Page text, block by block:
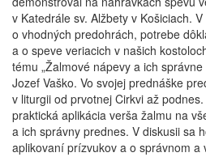
v Katedrále sv. Alžbety v Košiciach.
o vhodných predohrách, potrebe
a o speve veriacich v našich
tému „Žalmové nápevy a ich
Jozef Vaško. Vo svojej prednáške
v liturgii od prvotnej Cirkvi až
praktická aplikácia verša žalmu na
a ich správny prednes. V diskusii sa
aplikovaní prízvukov a o správnom a